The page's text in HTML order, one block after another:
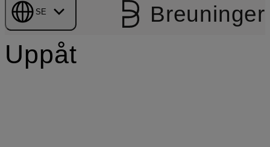
SE Breuninger
Uppåt